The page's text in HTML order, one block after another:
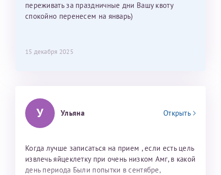
переживать за праздничные дни Вашу квоту
спокойно перенесем на январь)
15 декабря 2025
У Ульяна Открыть
Когда лучше записаться на прием , если есть цель
извлечь яйцеклетку при очень низком Амг, в какой
день периода Были попытки в сентябре,